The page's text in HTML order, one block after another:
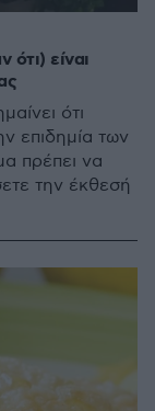
είναι
ότι
επιδημία των
πρέπει να
την έκθεσή